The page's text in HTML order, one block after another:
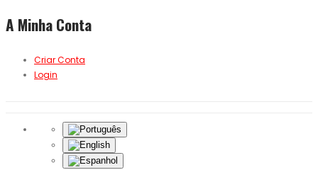
A Minha Conta
Criar Conta
Login